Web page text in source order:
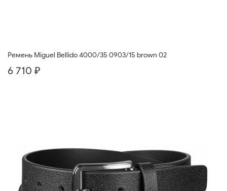
Ремень Miguel Bellido 4000/35 0903/15 brown 02
6 710 ₽